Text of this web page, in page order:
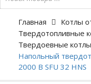
Главная
Котлы
Твердотопливные
Твердоевные котлы
Напольный
2000 B SFU 32 HNS